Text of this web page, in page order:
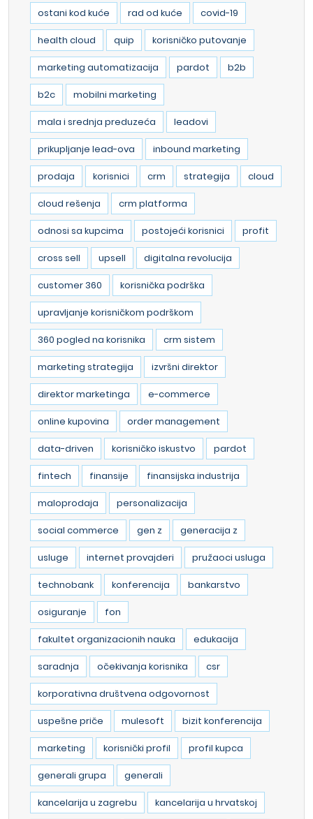
ostani kod kuće rad od kuće covid-19
health cloud quip korisničko putovanje
marketing automatizacija pardot b2b
b2c mobilni marketing
mala i srednja preduzeća leadovi
prikupljanje lead-ova inbound marketing
prodaja korisnici crm strategija cloud
cloud rešenja crm platforma
odnosi sa kupcima postojeći korisnici profit
cross sell upsell digitalna revolucija
customer 360 korisnička podrška
upravljanje korisničkom podrškom
360 pogled na korisnika crm sistem
marketing strategija izvršni direktor
direktor marketinga e-commerce
online kupovina order management
data-driven korisničko iskustvo pardot
fintech finansije finansijska industrija
maloprodaja personalizacija
social commerce gen z generacija z
usluge internet provajderi pružaoci usluga
technobank konferencija bankarstvo
osiguranje fon
fakultet organizacionih nauka edukacija
saradnja očekivanja korisnika csr
korporativna društvena odgovornost
uspešne priče mulesoft bizit konferencija
marketing korisnički profil profil kupca
generali grupa generali
kancelarija u zagrebu kancelarija u hrvatskoj